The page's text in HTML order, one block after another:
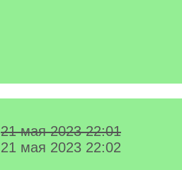
21 мая 2023 22:01
21 мая 2023 22:02